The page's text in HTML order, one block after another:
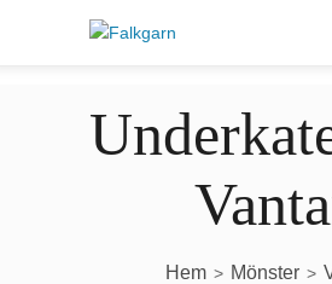
Hem > Mönster >